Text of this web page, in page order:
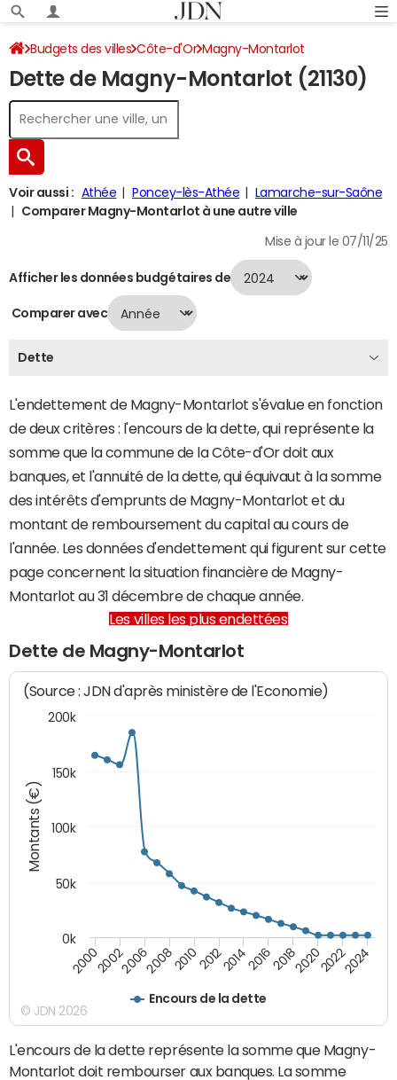
Budgets des villes Côte-d'Or Magny-Montarlot
Dette au 31/12/2024
Dette de Magny-Montarlot (21130)
Voir aussi : Athée Poncey-lès-Athée
Lamarche-sur-Saône
Comparer Magny-Montarlot à une autre ville
Mise à jour le 07/11/25
Afficher les données budgétaires de
Comparer avec
Dette
L'endettement de Magny-Montarlot s'évalue en fonction
de deux critères : l'encours de la dette, qui représente la
somme que la commune de la Côte-d'Or doit aux
banques, et l'annuité de la dette, qui équivaut à la somme
des intérêts d'emprunts de Magny-Montarlot et du
montant de remboursement du capital au cours de
l'année. Les données d'endettement qui figurent sur cette
page concernent la situation financière de Magny-
Montarlot au 31 décembre de chaque année.
Les villes les plus endettées
Dette de Magny-Montarlot
Montants (€)
(Source : JDN d'après ministère de l'Economie)
Encours de la dette
200020022006200820102012201420162018202020222024
0k
50k
100k
150k
200k
© JDN 2026
L'encours de la dette représente la somme que Magny-
Montarlot doit rembourser aux banques. La somme